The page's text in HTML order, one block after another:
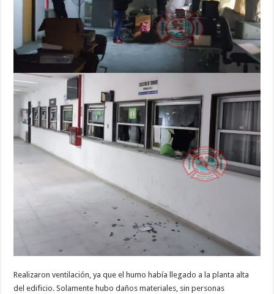
Realizaron ventilación, ya que el humo había llegado a la planta alta
del edificio. Solamente hubo daños materiales, sin personas